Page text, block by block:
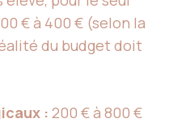
€ à 400 € (selon la
du budget doit
: 200 € à 800 €